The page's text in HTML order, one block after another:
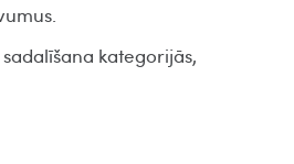
kategorijās,